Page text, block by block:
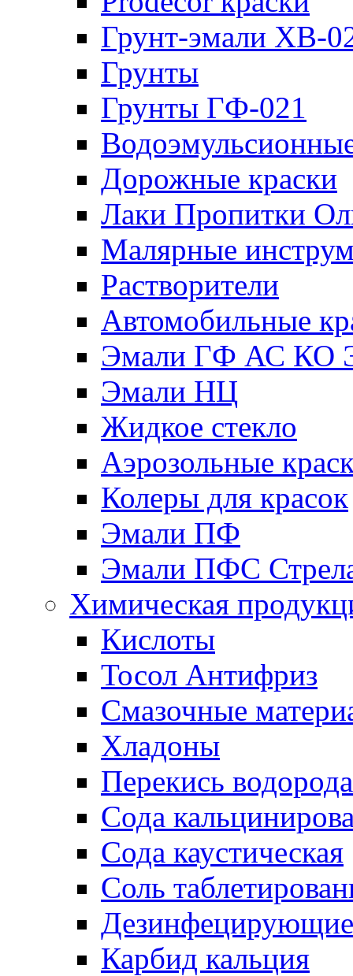
Грунт-эмали ХВ-
Грунты
Грунты ГФ-021
Дорожные краски
Лаки Пропитки
Малярные
Растворители
Автомобильные
Эмали ГФ АС КО
Эмали НЦ
Жидкое стекло
Аэрозольные
Колеры для красок
Эмали ПФ
Эмали ПФС
Химическая
Кислоты
Тосол Антифриз
Смазочные
Хладоны
Перекись водорода
Сода
Сода каустическая
Соль
Дезинфецирующие
Карбид кальция